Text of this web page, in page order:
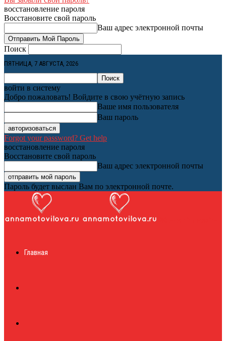
восстановление пароля
Восстановите свой пароль
Ваш адрес электронной почты
Поиск
ПЯТНИЦА, 7 АВГУСТА, 2026
войти в систему
Добро пожаловать! Войдите в свою учётную запись
Ваше имя пользователя
Ваш пароль
Forgot your password? Get help
восстановление пароля
Восстановите свой пароль
Ваш адрес электронной почты
Пароль будет выслан Вам по электронной почте.
журналГлавная